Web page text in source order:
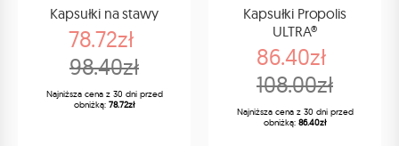
Kapsułki na stawy
78.72zł
98.40zł
Najniższa cena z 30 dni przed
obniżką: 78.72zł
Kapsułki Propolis
ULTRA®
86.40zł
108.00zł
Najniższa cena z 30 dni przed
obniżką: 86.40zł